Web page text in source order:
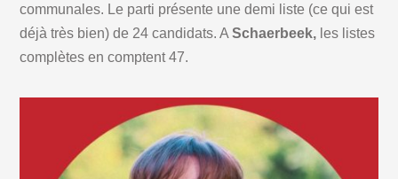
communales. Le parti présente une demi liste (ce qui est
déjà très bien) de 24 candidats. ASchaerbeek, les listes
complètes en comptent 47.